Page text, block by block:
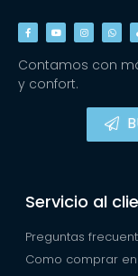
Contamos con
y confort.
Servicio al
Preguntas
Como comprar en